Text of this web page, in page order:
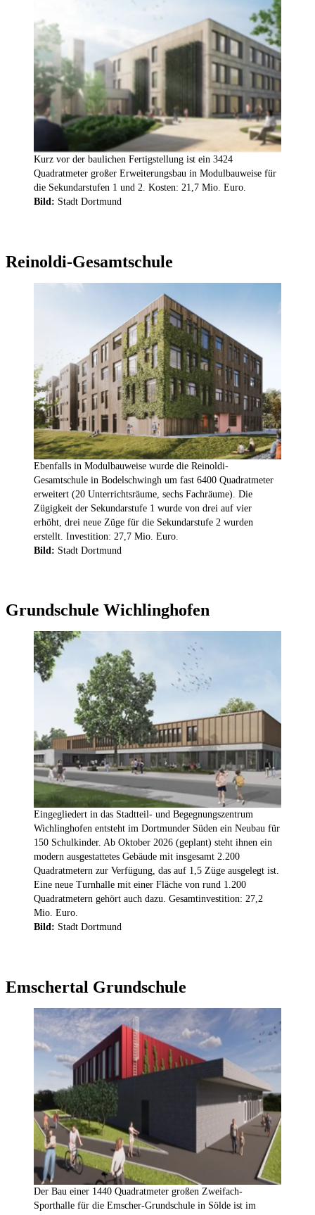
Kurz vor der baulichen Fertigstellung ist ein 3424
Quadratmeter großer Erweiterungsbau in Modulbauweise für
die Sekundarstufen 1 und 2. Kosten: 21,7 Mio. Euro.
Bild: Stadt Dortmund
Reinoldi-Gesamtschule
Ebenfalls in Modulbauweise wurde die Reinoldi-
Gesamtschule in Bodelschwingh um fast 6400 Quadratmeter
erweitert (20 Unterrichtsräume, sechs Fachräume). Die
Zügigkeit der Sekundarstufe 1 wurde von drei auf vier
erhöht, drei neue Züge für die Sekundarstufe 2 wurden
erstellt. Investition: 27,7 Mio. Euro.
Bild: Stadt Dortmund
Grundschule Wichlinghofen
Eingegliedert in das Stadtteil- und Begegnungszentrum
Wichlinghofen entsteht im Dortmunder Süden ein Neubau für
150 Schulkinder. Ab Oktober 2026 (geplant) steht ihnen ein
modern ausgestattetes Gebäude mit insgesamt 2.200
Quadratmetern zur Verfügung, das auf 1,5 Züge ausgelegt ist.
Eine neue Turnhalle mit einer Fläche von rund 1.200
Quadratmetern gehört auch dazu. Gesamtinvestition: 27,2
Mio. Euro.
Bild: Stadt Dortmund
Emschertal Grundschule
Der Bau einer 1440 Quadratmeter großen Zweifach-
Sporthalle für die Emscher-Grundschule in Sölde ist im